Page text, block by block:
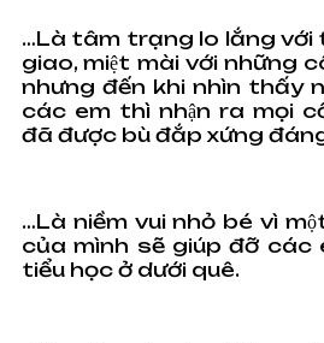
…Là tâm trạng lo lắng với
giao, miệt mài với những
nhưng đến khi nhìn thấy
các em thì nhận ra mọi
đã được bù đắp xứng
…Là niềm vui nhỏ bé vì
của mình sẽ giúp đỡ các
tiểu học ở dưới quê.